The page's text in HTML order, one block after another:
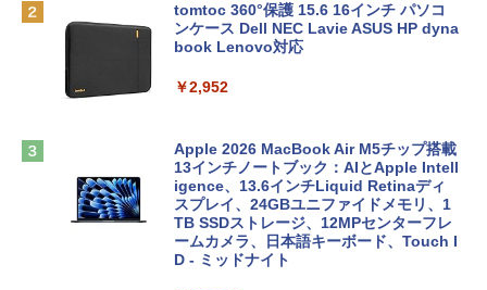
tomtoc 360°保護 15.6 16インチ パソコ
ンケース Dell NEC Lavie ASUS HP dyna
book Lenovo対応
￥2,952
Apple 2026 MacBook Air M5チップ搭載
13インチノートブック：AIとApple Intell
igence、13.6インチLiquid Retinaディ
スプレイ、24GBユニファイドメモリ、1
TB SSDストレージ、12MPセンターフレ
ームカメラ、日本語キーボード、Touch I
D - ミッドナイト